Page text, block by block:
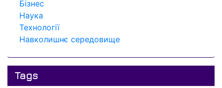
Бізнес
Наука
Технології
Навколишнє середовище
Tags